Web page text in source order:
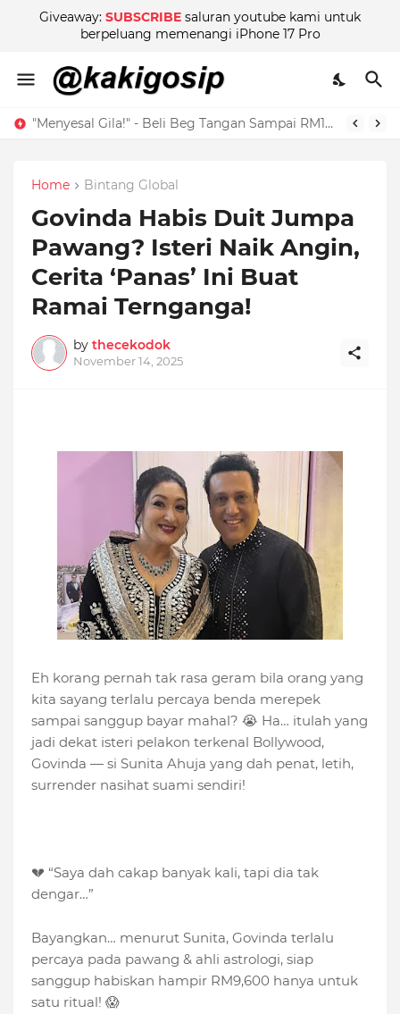
Giveaway: SUBSCRIBE saluran youtube kami untuk
berpeluang memenangi iPhone 17 Pro
"Menyesal Gila!" - Beli Beg Tangan Sampai RM135,000, Selebriti Popular Ini Akui ‘Bebal’ & Kini Terus Berubah!
Home Bintang Global
Govinda Habis Duit Jumpa
Pawang? Isteri Naik Angin,
Cerita ‘Panas’ Ini Buat
Ramai Ternganga!
by thecekodok
November 14, 2025
Eh korang pernah tak rasa geram bila orang yang
kita sayang terlalu percaya benda merepek
sampai sanggup bayar mahal? 😭 Ha… itulah yang
jadi dekat isteri pelakon terkenal Bollywood,
Govinda — si Sunita Ahuja yang dah penat, letih,
surrender nasihat suami sendiri!
💔 “Saya dah cakap banyak kali, tapi dia tak
dengar…”
Bayangkan… menurut Sunita, Govinda terlalu
percaya pada pawang & ahli astrologi, siap
sanggup habiskan hampir RM9,600 hanya untuk
satu ritual! 😱